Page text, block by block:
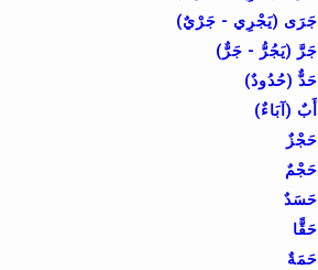
جَرَى (يَجْرِي - جَرْيٌ)
جَرَّ (يَجُرُّ - جَرٌّ)
حَدٌّ (حُدُودٌ)
أَبٌ (آبَاءٌ)
حَجْزٌ
حَجْمٌ
حَسَدٌ
حَقًّا
حَمَةٌ